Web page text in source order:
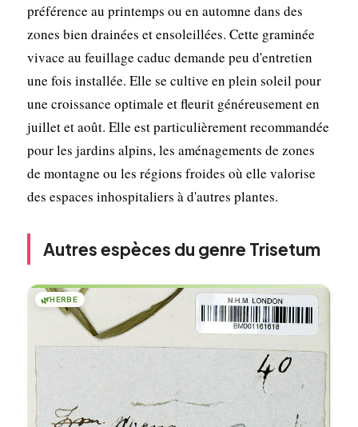
préférence au printemps ou en automne dans des
zones bien drainées et ensoleillées. Cette graminée
vivace au feuillage caduc demande peu d'entretien
une fois installée. Elle se cultive en plein soleil pour
une croissance optimale et fleurit généreusement en
juillet et août. Elle est particulièrement recommandée
pour les jardins alpins, les aménagements de zones
de montagne ou les régions froides où elle valorise
des espaces inhospitaliers à d'autres plantes.
Autres espèces du genre Trisetum
🌿HERBE